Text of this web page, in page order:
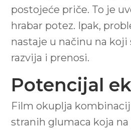
postojeće priče. To je
hrabar potez. Ipak,
nastaje u načinu na koji
razvija i prenosi.
Potencijal
Film okuplja
stranih glumaca koja